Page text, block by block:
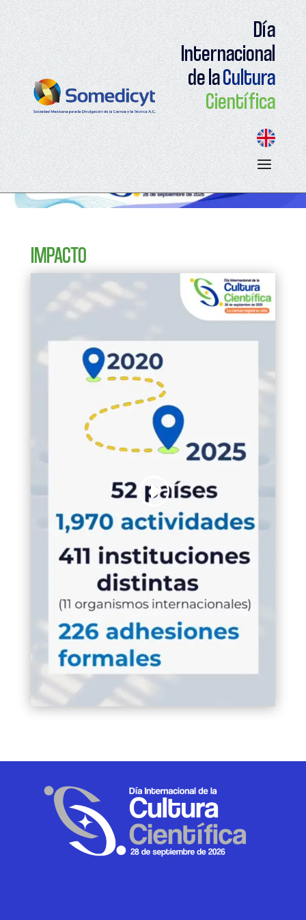
Día
Internacional
de laCultura
Científica
IMPACTO